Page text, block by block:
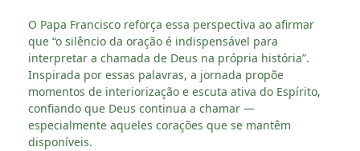
O Papa Francisco reforça essa perspectiva ao afirmar
que “o silêncio da oração é indispensável para
interpretar a chamada de Deus na própria história”.
Inspirada por essas palavras, a jornada propõe
momentos de interiorização e escuta ativa do Espírito,
confiando que Deus continua a chamar —
especialmente aqueles corações que se mantêm
disponíveis.